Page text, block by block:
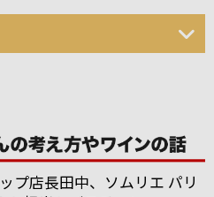
店長田中、ソムリエ パリ